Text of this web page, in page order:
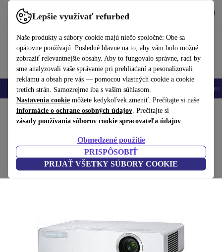
Lepšie využívať refurbed
Naše produkty a súbory cookie majú niečo spoločné: Obe sa
opätovne používajú. Posledné hlavne na to, aby vám bolo možné
zobraziť relevantnejšie obsahy. Aby to fungovalo správne, radi by
sme analyzovali vaše správanie pri prehliadaní a pesonalizovali
reklamu a obsah pre vás — pomocou vlastných cookie a cookie
tretích strán. Samozrejme iba s vaším súhlasom.
Nastavenia cookie môžete kedykoľvek zmeniť. Prečítajte si naše
informácie o ochrane osobných údajov. Prečítajte si
zásady používania súborov cookie spracovateľa údajov.
Obmedzené použitie
PRISPÔSOBIŤ
PRIJAŤ VŠETKY SÚBORY COOKIE
používať refurbed rýchlo a jednoducho
Mobilné telefóny Laptopy Tablety Inteligentné hodinky
Domov Produkty Televízory
Panasonic PT-LB75NTE Projektor
Biely
(Zbieranie recenzií)